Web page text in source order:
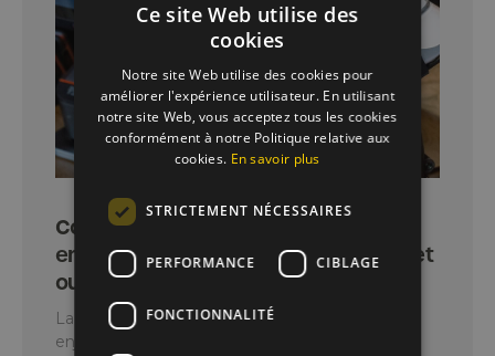
Comment sécuriser ses
encaissements : bonnes pratiques et
outils à adopter
La sécurité des encaissements est devenue un
enjeu majeur pour les commerçants et les
Ce site Web utilise des
cookies
Notre site Web utilise des cookies pour
améliorer l'expérience utilisateur. En utilisant
notre site Web, vous acceptez tous les cookies
conformément à notre Politique relative aux
cookies. En savoir plus
STRICTEMENT NÉCESSAIRES
PERFORMANCE CIBLAGE
FONCTIONNALITÉ